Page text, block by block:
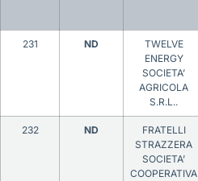
231 ND
TWELVE
ENERGY
SOCIETA’
AGRICOLA
S.R.L..
232 ND
FRATELLI
STRAZZERA
SOCIETA’
COOPERATIVA